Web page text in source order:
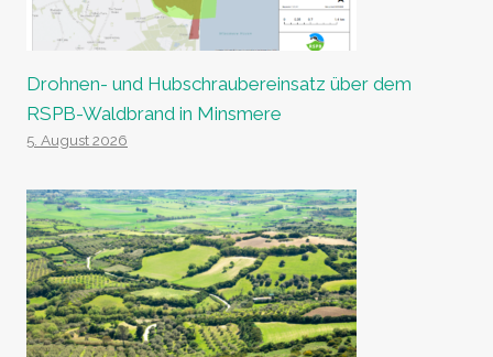
Drohnen- und Hubschraubereinsatz über dem
RSPB-Waldbrand in Minsmere
5. August 2026